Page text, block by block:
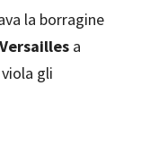
la borragine
a
gli